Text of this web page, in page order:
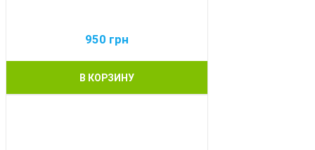
950 грн
В КОРЗИНУ